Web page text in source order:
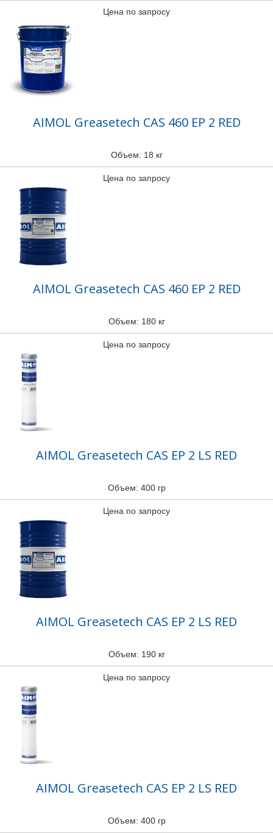
Цена по запросу
AIMOL Greasetech CAS 460 EP 2 RED
Объем: 18 кг
Цена по запросу
AIMOL Greasetech CAS 460 EP 2 RED
Объем: 180 кг
Цена по запросу
AIMOL Greasetech CAS EP 2 LS RED
Объем: 400 гр
Цена по запросу
AIMOL Greasetech CAS EP 2 LS RED
Объем: 190 кг
Цена по запросу
AIMOL Greasetech CAS EP 2 LS RED
Объем: 400 гр